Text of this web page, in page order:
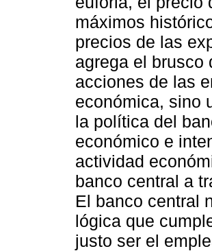
máximos
precios de las
agrega el brusco
acciones de las
económica, sino
la política del
económico e
actividad
banco central a
El banco central
lógica que
justo ser el